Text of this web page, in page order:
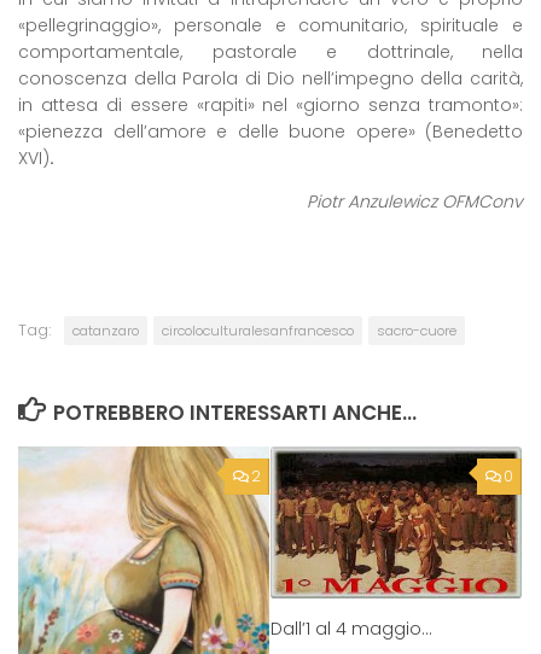
«pellegrinaggio», personale e comunitario, spirituale e
comportamentale, pastorale e dottrinale, nella
conoscenza della Parola di Dio nell’impegno della carità,
in attesa di essere «rapiti» nel «giorno senza tramonto»:
«pienezza dell’amore e delle buone opere» (Benedetto
XVI).
Piotr Anzulewicz OFMConv
Tag: catanzaro circoloculturalesanfrancesco sacro-cuore
POTREBBERO INTERESSARTI ANCHE...
2 0
Dall’1 al 4 maggio…